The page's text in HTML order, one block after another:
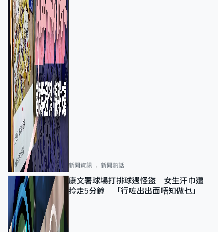
新聞資訊 新聞熱話
康文署球場打排球遇怪盜 女生汗巾遭
拎走5分鐘 「行咗出出面唔知做乜」